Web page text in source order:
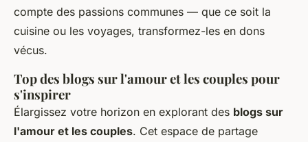
compte des passions communes — que ce soit la
cuisine ou les voyages, transformez-les en dons
vécus.
Top des blogs sur l'amour et les couples pour
s'inspirer
Élargissez votre horizon en explorant des blogs sur
l'amour et les couples. Cet espace de partage